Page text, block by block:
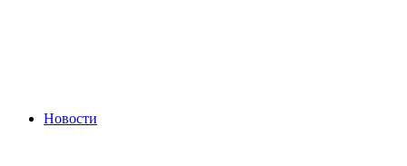
Новости